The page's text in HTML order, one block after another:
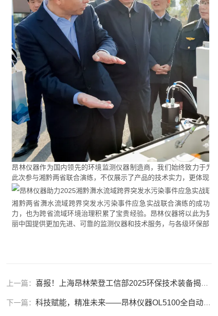
昂林仪器作为国内领先的环境监测仪器制造商，我们始终致力于为
此次参与湘黔两省联合演练，不仅展示了产品的技术实力，更体现
湘黔两省㵲水流域跨界突发水污染事件应急实战联合演练的成功
力，也为跨省流域环境治理积累了宝贵经验。昂林仪器将以此为契
丽中国提供更加先进、可靠的监测仪器和技术服务，与各级环保部
上一篇：喜报！上海昂林荣登工信部2025环保技术装备揭榜挂帅入围单位名单
下一篇：科技赋能，精准未来——昂林仪器OL5100全自动总磷总氮分析仪重磅发布！